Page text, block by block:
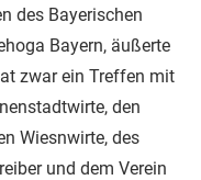
des Bayerischen
Bayern, äußerte
zwar ein Treffen mit
den
Wiesnwirte, des
und dem Verein